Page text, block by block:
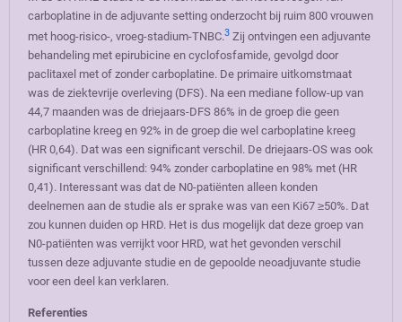
carboplatine in de adjuvante setting onderzocht bij ruim 800 vrouwen
met hoog-risico-, vroeg-stadium-TNBC.3 Zij ontvingen een adjuvante
behandeling met epirubicine en cyclofosfamide, gevolgd door
paclitaxel met of zonder carboplatine. De primaire uitkomstmaat
was de ziektevrije overleving (DFS). Na een mediane follow-up van
44,7 maanden was de driejaars-DFS 86% in de groep die geen
carboplatine kreeg en 92% in de groep die wel carboplatine kreeg
(HR 0,64). Dat was een significant verschil. De driejaars-OS was ook
significant verschillend: 94% zonder carboplatine en 98% met (HR
0,41). Interessant was dat de N0-patiënten alleen konden
deelnemen aan de studie als er sprake was van een Ki67 ≥50%. Dat
zou kunnen duiden op HRD. Het is dus mogelijk dat deze groep van
N0-patiënten was verrijkt voor HRD, wat het gevonden verschil
tussen deze adjuvante studie en de gepoolde neoadjuvante studie
voor een deel kan verklaren.
Referenties